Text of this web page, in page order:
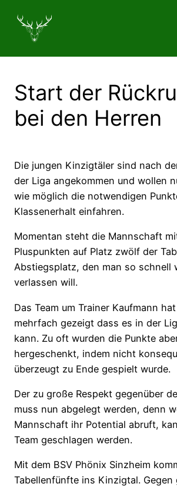
Inhalt
springen
Start der
bei den Herren
Die jungen Kinzigtäler sind nach
der Liga angekommen und wollen
wie möglich die notwendigen
Klassenerhalt einfahren.
Momentan steht die Mannschaft
Pluspunkten auf Platz zwölf der
Abstiegsplatz, den man so schnell
verlassen will.
Das Team um Trainer Kaufmann
mehrfach gezeigt dass es in der
kann. Zu oft wurden die Punkte
hergeschenkt, indem nicht
überzeugt zu Ende gespielt wurde.
Der zu große Respekt gegenüber
muss nun abgelegt werden, denn
Mannschaft ihr Potential abruft,
Team geschlagen werden.
Mit dem BSV Phönix Sinzheim
Tabellenfünfte ins Kinzigtal. Gegen